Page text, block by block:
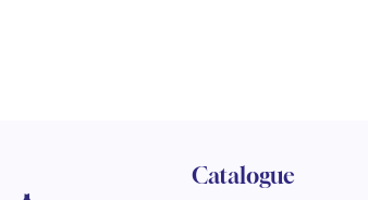
Catalogue